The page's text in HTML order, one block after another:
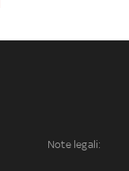
Note legali: